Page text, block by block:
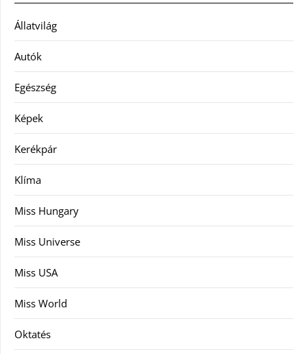
Állatvilág
Autók
Egészség
Képek
Kerékpár
Klíma
Miss Hungary
Miss Universe
Miss USA
Miss World
Oktatés